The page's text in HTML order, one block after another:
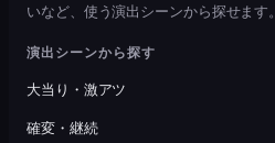
いなど、使う演出シーンから探せます。
演出シーンから探す
大当り・激アツ
確変・継続